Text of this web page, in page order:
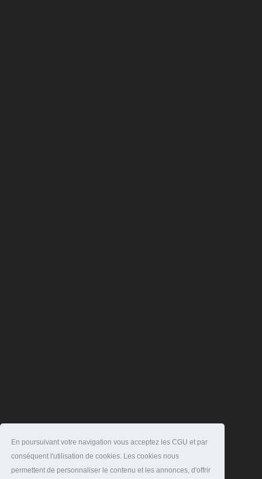
En poursuivant votre navigation vous acceptez les CGU et par
conséquent l'utilisation de cookies. Les cookies nous
permettent de personnaliser le contenu et les annonces, d'offrir